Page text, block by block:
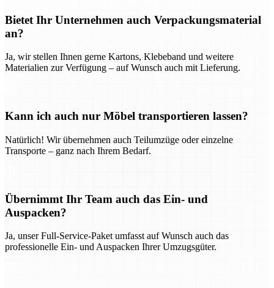
Bietet Ihr Unternehmen auch Verpackungsmaterial
an?
Ja, wir stellen Ihnen gerne Kartons, Klebeband und weitere
Materialien zur Verfügung – auf Wunsch auch mit Lieferung.
Kann ich auch nur Möbel transportieren lassen?
Natürlich! Wir übernehmen auch Teilumzüge oder einzelne
Transporte – ganz nach Ihrem Bedarf.
Übernimmt Ihr Team auch das Ein- und
Auspacken?
Ja, unser Full-Service-Paket umfasst auf Wunsch auch das
professionelle Ein- und Auspacken Ihrer Umzugsgüter.